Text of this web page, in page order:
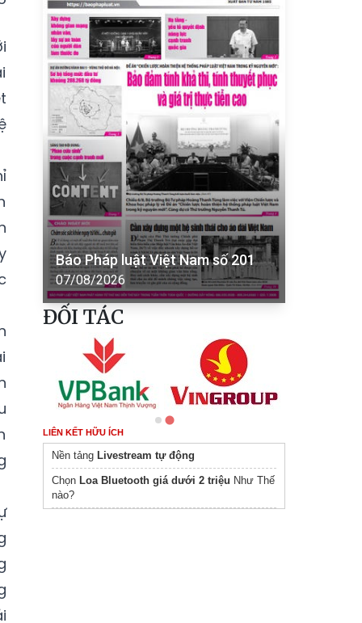
Báo Pháp luật Việt Nam số 201
07/08/2026
ĐỐI TÁC
LIÊN KẾT HỮU ÍCH
Nền tảng Livestream tự động
Chọn Loa Bluetooth giá dưới 2 triệu Như Thế
nào?